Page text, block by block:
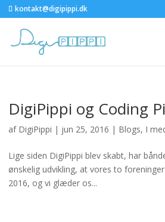
kontakt@digipippi.dk
DigiPippi og Coding
af DigiPippi | jun 25, 2016 | Blogs, I
Lige siden DigiPippi blev skabt, har
ønskelig udvikling, at vores to
2016, og vi glæder os...